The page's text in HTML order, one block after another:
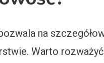
na
Warto